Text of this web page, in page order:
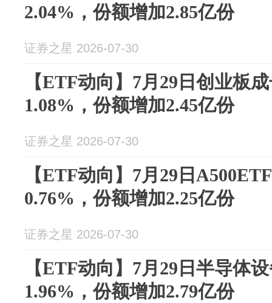
2.04%，份额增加2.85亿份
证券之星 2026-07-30
【ETF动向】7月29日创业板
1.08%，份额增加2.45亿份
证券之星 2026-07-30
【ETF动向】7月29日
0.76%，份额增加2.25亿份
证券之星 2026-07-30
【ETF动向】7月29日半导体
1.96%，份额增加2.79亿份